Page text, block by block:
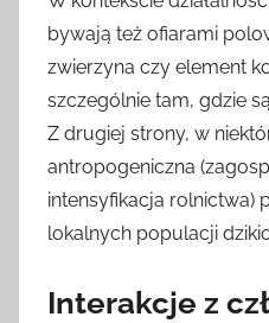
bywają też ofiarami
zwierzyna czy element
szczególnie tam, gdzie
Z drugiej strony, w
antropogeniczna
intensyfikacja rolnictwa)
lokalnych populacji
Interakcje z